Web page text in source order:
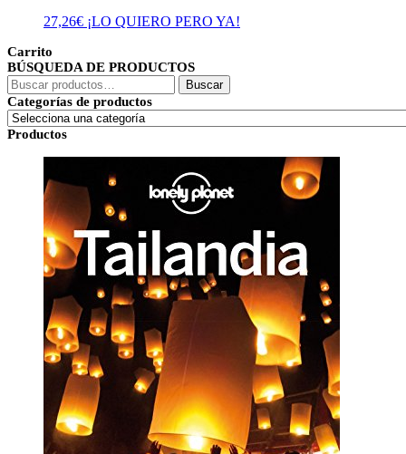
27,26€ ¡LO QUIERO PERO YA!
Carrito
BÚSQUEDA DE PRODUCTOS
Buscar
por:
Buscar
Categorías de productos
Productos